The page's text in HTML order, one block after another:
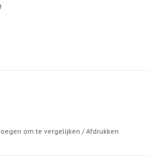
om te vergelijken /Afdrukken